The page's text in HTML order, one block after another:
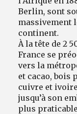
Berlin, sont
massivement
continent.
À la tête de 2
France se
vers la
et cacao, bois
cuivre et
jusqu’à son
plus